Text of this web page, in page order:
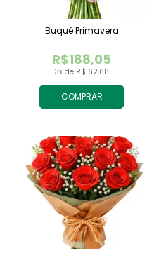
COMPRAR
3x de R$ 62,68
R$188,05
Buquê Primavera